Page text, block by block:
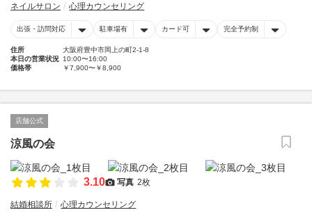
ネイルサロン 心理カウンセリング
出張・訪問対応 駐車場有 カード可 完全予約制
住所
大阪府豊中市岡上の町2-1-8
本日の営業状況 10:00〜16:00
価格帯
￥7,900〜￥8,900
店舗公式
涼風の会
3.10 写真 2枚
結婚相談所 心理カウンセリング